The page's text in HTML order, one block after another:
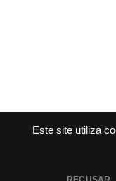
Este site utiliza